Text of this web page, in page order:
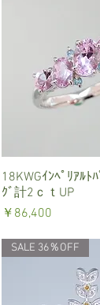
クイック
18KWGｲﾝﾍﾟﾘｱﾙﾄ
ｸﾞ計2ｃｔUP
価格
￥86,400
SALE 36％OFF